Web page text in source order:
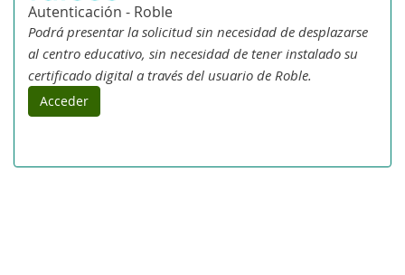
Autenticación - Roble
Podrá presentar la solicitud sin necesidad de desplazarse
al centro educativo, sin necesidad de tener instalado su
certificado digital a través del usuario de Roble.
Acceder